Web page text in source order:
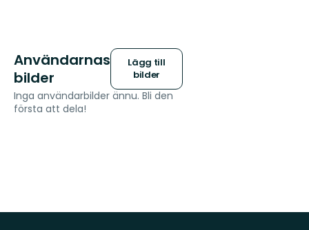
Användarnas
bilder
Lägg till
bilder
Inga användarbilder ännu. Bli den
första att dela!